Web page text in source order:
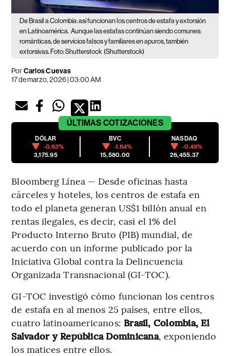
De Brasil a Colombia: así funcionan los centros de estafa y extorsión
en Latinoamérica. Aunque las estafas continúan siendo comunes:
románticas, de servicios falsos y familiares en apuros, también
extorsivas. Foto: Shutterstock (Shutterstock)
PorCarlos Cuevas
17 de marzo, 2026 | 03:00 AM
ÚLTIMAS COTIZACIONES
DÓLAR
-0.63%
3,175.95
BVC
-1.64%
15,580.00
NASDAQ
-0.49%
26,455.37
Bloomberg Línea — Desde oficinas hasta
cárceles y hoteles, los centros de estafa en
todo el planeta generan US$1 billón anual en
rentas ilegales, es decir, casi el 1% del
Producto Interno Bruto (PIB) mundial, de
acuerdo con un informe publicado por la
Iniciativa Global contra la Delincuencia
Organizada Transnacional (GI-TOC).
GI-TOC investigó cómo funcionan los centros
de estafa en al menos 25 países, entre ellos,
cuatro latinoamericanos: Brasil, Colombia, El
Salvador y República Dominicana, exponiendo
los matices entre ellos.